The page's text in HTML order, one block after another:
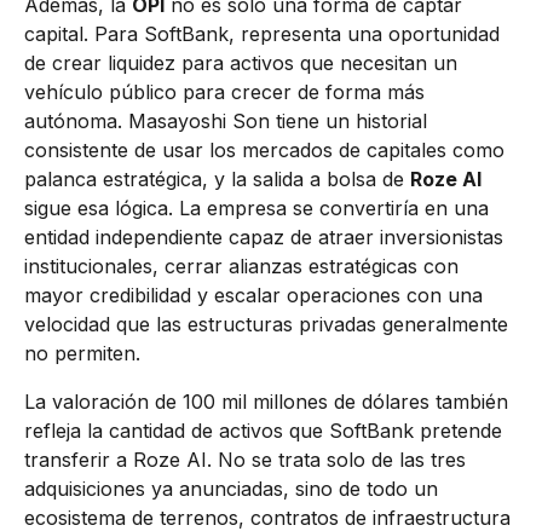
Además, la OPI no es solo una forma de captar
capital. Para SoftBank, representa una oportunidad
de crear liquidez para activos que necesitan un
vehículo público para crecer de forma más
autónoma. Masayoshi Son tiene un historial
consistente de usar los mercados de capitales como
palanca estratégica, y la salida a bolsa de Roze AI
sigue esa lógica. La empresa se convertiría en una
entidad independiente capaz de atraer inversionistas
institucionales, cerrar alianzas estratégicas con
mayor credibilidad y escalar operaciones con una
velocidad que las estructuras privadas generalmente
no permiten.
La valoración de 100 mil millones de dólares también
refleja la cantidad de activos que SoftBank pretende
transferir a Roze AI. No se trata solo de las tres
adquisiciones ya anunciadas, sino de todo un
ecosistema de terrenos, contratos de infraestructura